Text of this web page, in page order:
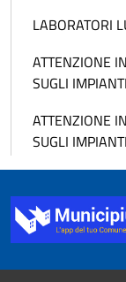
LABORATORI
ATTENZIONE
SUGLI IMPIANTI
ATTENZIONE
SUGLI IMPIANTI